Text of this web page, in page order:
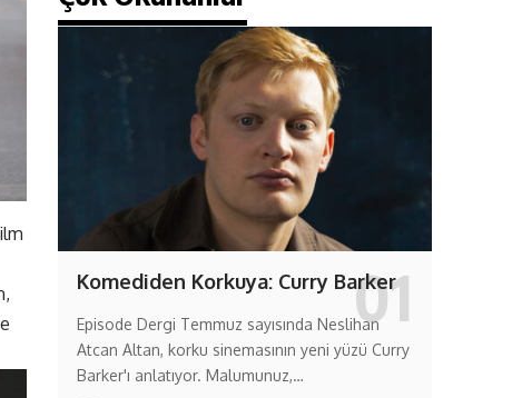
Komediden Korkuya: Curry Barker
Episode Dergi Temmuz sayısında Neslihan
Atcan Altan, korku sinemasının yeni yüzü Curry
Barker'ı anlatıyor. Malumunuz,…